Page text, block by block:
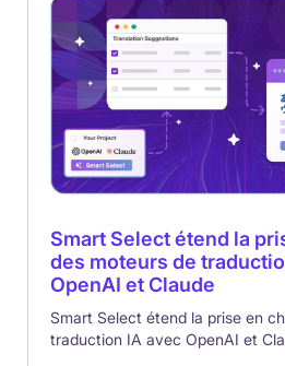
Smart Select étend la
des moteurs de
OpenAI et Claude
Smart Select étend la prise en
traduction IA avec OpenAI et